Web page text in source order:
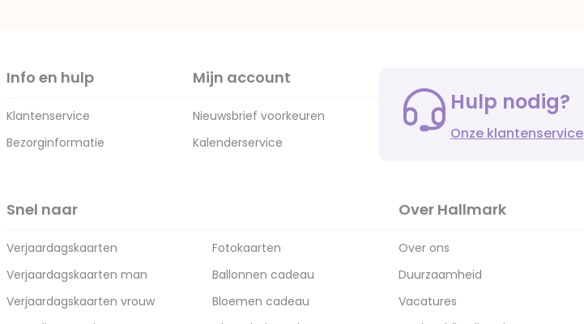
Info en hulp
Klantenservice
Bezorginformatie
Mijn account
Nieuwsbrief voorkeuren
Kalenderservice
Hulp nodig?
Onze klantenservice
Snel naar
Verjaardagskaarten
Verjaardagskaarten man
Verjaardagskaarten vrouw
Fotokaarten
Ballonnen cadeau
Bloemen cadeau
Over Hallmark
Over ons
Duurzaamheid
Vacatures